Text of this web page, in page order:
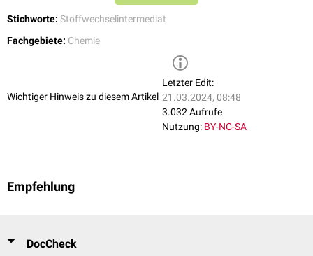
Stichworte: Stoffwechselintermediat
Fachgebiete: Chemie
Wichtiger Hinweis zu diesem Artikel
Letzter Edit:
21.03.2024, 08:48
3.032 Aufrufe
Nutzung: BY-NC-SA
Empfehlung
DocCheck